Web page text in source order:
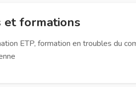
et formations
ETP, formation en troubles du